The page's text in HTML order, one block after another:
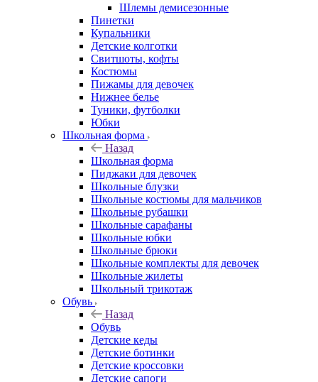
Шлемы демисезонные
Пинетки
Купальники
Детские колготки
Свитшоты, кофты
Костюмы
Пижамы для девочек
Нижнее белье
Туники, футболки
Юбки
Школьная форма
Назад
Школьная форма
Пиджаки для девочек
Школьные блузки
Школьные костюмы для мальчиков
Школьные рубашки
Школьные сарафаны
Школьные юбки
Школьные брюки
Школьные комплекты для девочек
Школьные жилеты
Школьный трикотаж
Обувь
Назад
Обувь
Детские кеды
Детские ботинки
Детские кроссовки
Детские сапоги